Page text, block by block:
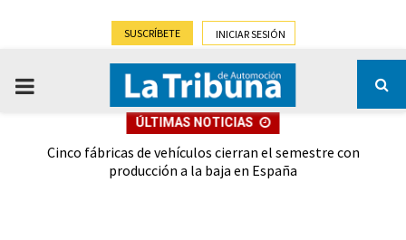
SUSCRÍBETE INICIAR SESIÓN
PRIMARY
ÚLTIMAS NOTICIAS
Cinco fábricas de vehículos cierran el semestre con
producción a la baja en España